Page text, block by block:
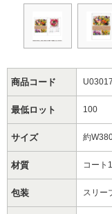
商品コード
最低ロット 100
サイズ 約
材質 コート
包装 スリー